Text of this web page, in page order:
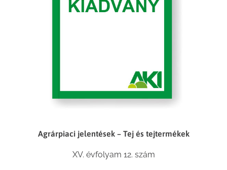
Agrárpiaci jelentések – Tej és tejtermékek
XV. évfolyam 12. szám